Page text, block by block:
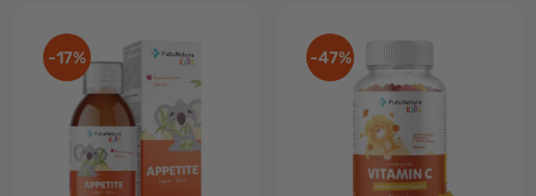
-17% -47%